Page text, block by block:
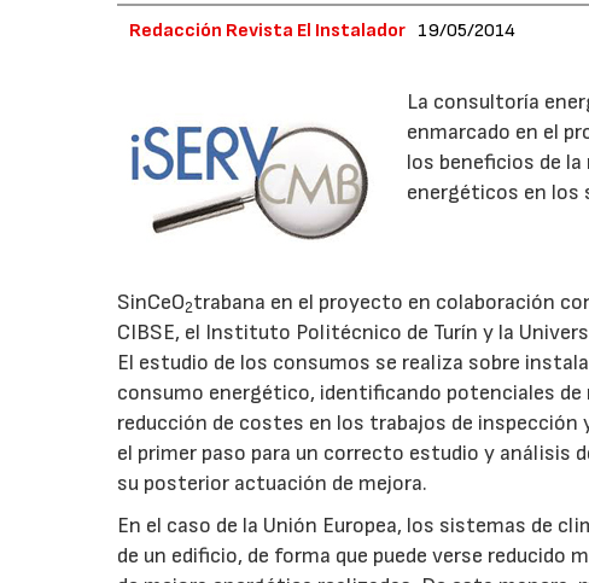
Redacción Revista El Instalador 19/05/2014
La consultoría
enmarcado en el
los beneficios de
energéticos en los
SinCeO2trabana en el proyecto en colaboración
CIBSE, el Instituto Politécnico de Turín y la
El estudio de los consumos se realiza sobre
consumo energético, identificando potenciales de
reducción de costes en los trabajos de
el primer paso para un correcto estudio y análisis
su posterior actuación de mejora.
En el caso de la Unión Europea, los sistemas de
de un edificio, de forma que puede verse